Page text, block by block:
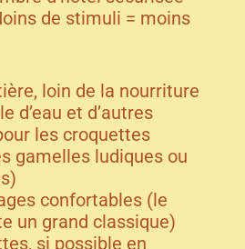
de stimuli = moins
loin de la nourriture
d’eau et d’autres
les croquettes
gamelles ludiques ou
confortables (le
un grand classique)
si possible en